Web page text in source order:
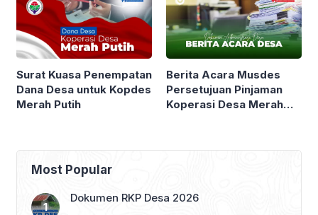
Surat Kuasa Penempatan
Dana Desa untuk Kopdes
Merah Putih
Berita Acara Musdes
Persetujuan Pinjaman
Koperasi Desa Merah
Most Popular
Dokumen RKP Desa 2026